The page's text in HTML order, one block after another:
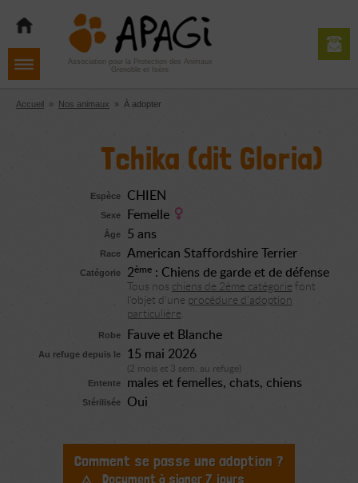
navigation
contenu
Aller
pied
de
Association pour la Protection des Animaux
Grenoble et Isère
Accueil » Nos animaux » À adopter
Tchika (dit Gloria)
Espèce CHIEN
Sexe Femelle
Âge 5 ans
Race American Staffordshire Terrier
Catégorie 2ème: Chiens de garde et de défense
Tous nos chiens de 2ème catégorie font
l'objet d'une procédure d'adoption
particulière
Robe Fauve et Blanche
Au refuge depuis le 15 mai 2026
(2 mois et 3 sem. au refuge)
Entente
males et femelles chats chiens
Stérilisée Oui
Comment se passe une adoption ?
Document à signer 7 jours